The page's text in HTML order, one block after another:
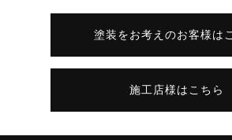
塗装をお考えのお客様は
施工店様はこちら